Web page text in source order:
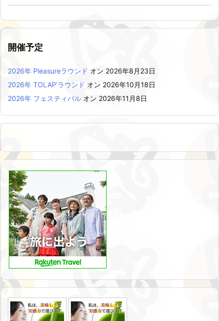
開催予定
2026年 Pleasureラウンド オン 2026年8月23日
2026年 TOLAP’ラウンド オン 2026年10月18日
2026年 フェスティバル オン 2026年11月8日